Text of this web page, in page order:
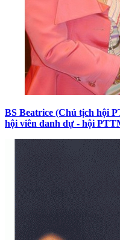
BS Beatrice (Chủ tịch hội
hội viên danh dự - hội